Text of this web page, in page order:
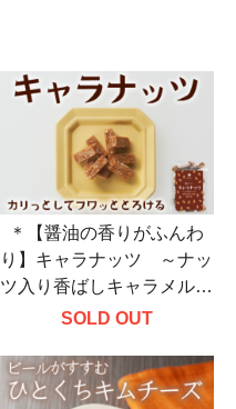
＊【醤油の香りがふんわ
り】キャラナッツ ～ナッ
ツ入り香ばしキャラメル～
100g
SOLD OUT